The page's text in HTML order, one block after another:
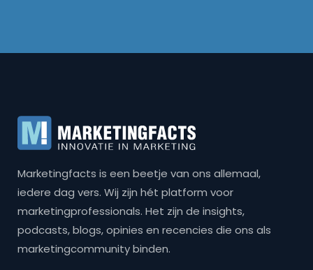
Marketingfacts is een beetje van ons allemaal,
iedere dag vers. Wij zijn hét platform voor
marketingprofessionals. Het zijn de insights,
podcasts, blogs, opinies en recencies die ons als
marketingcommunity binden.